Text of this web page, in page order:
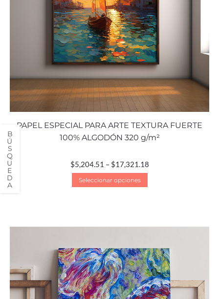
PAPEL ESPECIAL PARA ARTE TEXTURA FUERTE
100% ALGODÓN 320 g/m²
$5,204.51 – $17,321.18
Seleccionar opciones